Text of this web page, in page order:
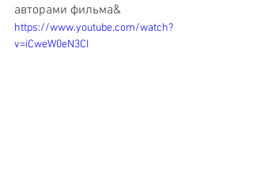
авторами фильма&
https://www.youtube.com/watch?
v=iCweW0eN3CI